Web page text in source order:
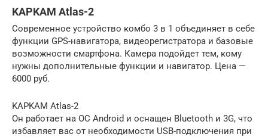
KAPKAM Atlas-2
Современное устройство комбо 3 в 1 объединяет в себе
функции GPS-навигатора, видеорегистратора и базовые
возможности смартфона. Камера подойдет тем, кому
нужны дополнительные функции и навигатор. Цена —
6000 руб.
KAPKAM Atlas-2
Он работает на ОС Android и оснащен Bluetooth и 3G, что
избавляет вас от необходимости USB-подключения при